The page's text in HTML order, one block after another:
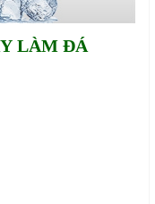
LÀM ĐÁ